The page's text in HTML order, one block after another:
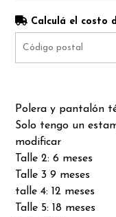
Calculá el costo
Polera y pantalón
Solo tengo un
modificar
Talle 2: 6 meses
Talle 3 9 meses
talle 4: 12 meses
Talle 5: 18 meses